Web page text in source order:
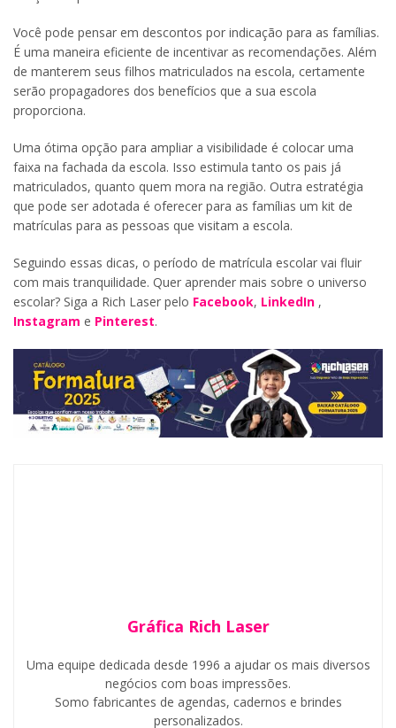
Você pode pensar em descontos por indicação para as famílias.
É uma maneira eficiente de incentivar as recomendações. Além
de manterem seus filhos matriculados na escola, certamente
serão propagadores dos benefícios que a sua escola
proporciona.
Uma ótima opção para ampliar a visibilidade é colocar uma
faixa na fachada da escola. Isso estimula tanto os pais já
matriculados, quanto quem mora na região. Outra estratégia
que pode ser adotada é oferecer para as famílias um kit de
matrículas para as pessoas que visitam a escola.
Seguindo essas dicas, o período de matrícula escolar vai fluir
com mais tranquilidade. Quer aprender mais sobre o universo
escolar? Siga a Rich Laser pelo Facebook, LinkedIn ,
Instagram e Pinterest.
Gráfica Rich Laser
Uma equipe dedicada desde 1996 a ajudar os mais diversos
negócios com boas impressões.
Somo fabricantes de agendas, cadernos e brindes
personalizados.